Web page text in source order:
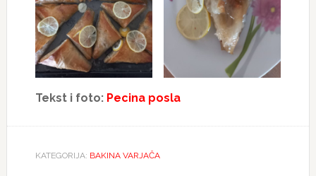
Tekst i foto: Pecina posla
KATEGORIJA: BAKINA VARJAČA